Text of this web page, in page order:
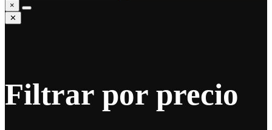
×
✕
Filtrar por precio